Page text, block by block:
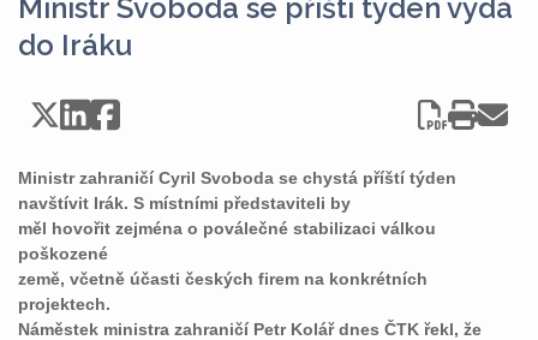
Ministr Svoboda se příští týden vydá
do Iráku
Ministr zahraničí Cyril Svoboda se chystá příští týden
navštívit Irák. S místními představiteli by
měl hovořit zejména o poválečné stabilizaci válkou
poškozené
země, včetně účasti českých firem na konkrétních
projektech.
Náměstek ministra zahraničí Petr Kolář dnes ČTK řekl, že